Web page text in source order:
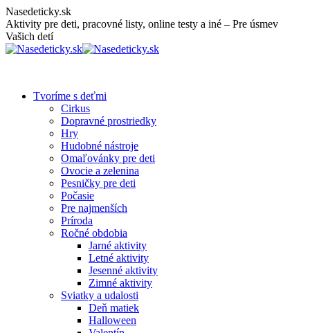
Skip
to
content
Nasedeticky.sk
Aktivity pre deti, pracovné listy, online testy a iné – Pre úsmev
Vašich detí
Tvoríme s deťmi
Cirkus
Dopravné prostriedky
Hry
Hudobné nástroje
Omaľovánky pre deti
Ovocie a zelenina
Pesničky pre deti
Počasie
Pre najmenších
Príroda
Ročné obdobia
Jarné aktivity
Letné aktivity
Jesenné aktivity
Zimné aktivity
Sviatky a udalosti
Deň matiek
Halloween